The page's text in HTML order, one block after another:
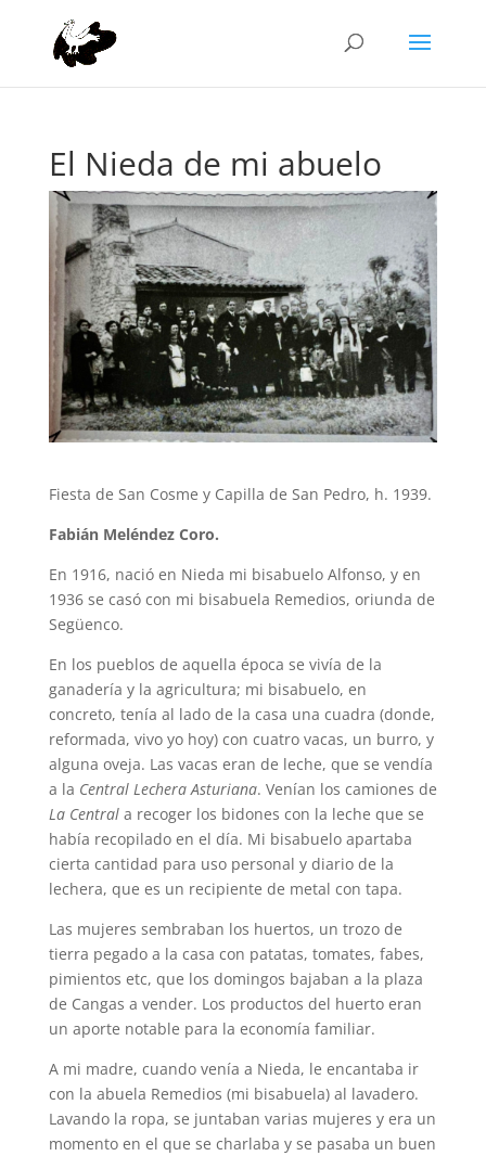
El Nieda de mi abuelo
Fiesta de San Cosme y Capilla de San Pedro, h. 1939.
Fabián Meléndez Coro.
En 1916, nació en Nieda mi bisabuelo Alfonso, y en
1936 se casó con mi bisabuela Remedios, oriunda de
Següenco.
En los pueblos de aquella época se vivía de la
ganadería y la agricultura; mi bisabuelo, en
concreto, tenía al lado de la casa una cuadra (donde,
reformada, vivo yo hoy) con cuatro vacas, un burro, y
alguna oveja. Las vacas eran de leche, que se vendía
a la Central Lechera Asturiana. Venían los camiones de
La Centrala recoger los bidones con la leche que se
había recopilado en el día. Mi bisabuelo apartaba
cierta cantidad para uso personal y diario de la
lechera, que es un recipiente de metal con tapa.
Las mujeres sembraban los huertos, un trozo de
tierra pegado a la casa con patatas, tomates, fabes,
pimientos etc, que los domingos bajaban a la plaza
de Cangas a vender. Los productos del huerto eran
un aporte notable para la economía familiar.
A mi madre, cuando venía a Nieda, le encantaba ir
con la abuela Remedios (mi bisabuela) al lavadero.
Lavando la ropa, se juntaban varias mujeres y era un
momento en el que se charlaba y se pasaba un buen